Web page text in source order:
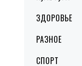
ЗДОРОВЬЕ
РАЗНОЕ
СПОРТ